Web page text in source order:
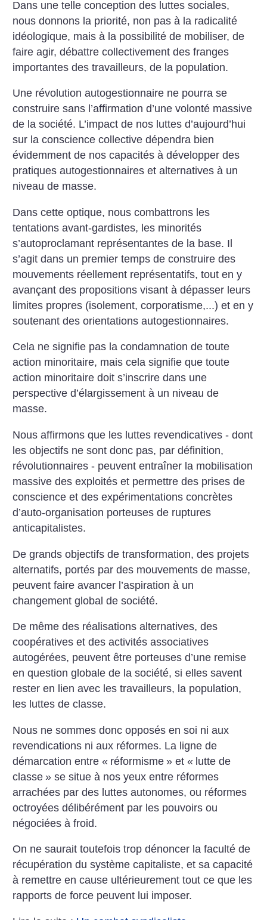
Dans une telle conception des luttes sociales,
nous donnons la priorité, non pas à la radicalité
idéologique, mais à la possibilité de mobiliser, de
faire agir, débattre collectivement des franges
importantes des travailleurs, de la population.
Une révolution autogestionnaire ne pourra se
construire sans l’affirmation d’une volonté massive
de la société. L’impact de nos luttes d’aujourd’hui
sur la conscience collective dépendra bien
évidemment de nos capacités à développer des
pratiques autogestionnaires et alternatives à un
niveau de masse.
Dans cette optique, nous combattrons les
tentations avant-gardistes, les minorités
s’autoproclamant représentantes de la base. Il
s’agit dans un premier temps de construire des
mouvements réellement représentatifs, tout en y
avançant des propositions visant à dépasser leurs
limites propres (isolement, corporatisme,...) et en y
soutenant des orientations autogestionnaires.
Cela ne signifie pas la condamnation de toute
action minoritaire, mais cela signifie que toute
action minoritaire doit s’inscrire dans une
perspective d’élargissement à un niveau de
masse.
Nous affirmons que les luttes revendicatives - dont
les objectifs ne sont donc pas, par définition,
révolutionnaires - peuvent entraîner la mobilisation
massive des exploités et permettre des prises de
conscience et des expérimentations concrètes
d’auto-organisation porteuses de ruptures
anticapitalistes.
De grands objectifs de transformation, des projets
alternatifs, portés par des mouvements de masse,
peuvent faire avancer l’aspiration à un
changement global de société.
De même des réalisations alternatives, des
coopératives et des activités associatives
autogérées, peuvent être porteuses d’une remise
en question globale de la société, si elles savent
rester en lien avec les travailleurs, la population,
les luttes de classe.
Nous ne sommes donc opposés en soi ni aux
revendications ni aux réformes. La ligne de
démarcation entre « réformisme » et « lutte de
classe » se situe à nos yeux entre réformes
arrachées par des luttes autonomes, ou réformes
octroyées délibérément par les pouvoirs ou
négociées à froid.
On ne saurait toutefois trop dénoncer la faculté de
récupération du système capitaliste, et sa capacité
à remettre en cause ultérieurement tout ce que les
rapports de force peuvent lui imposer.